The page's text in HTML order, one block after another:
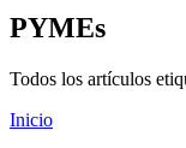
PYMEs
Todos los artículos
Inicio